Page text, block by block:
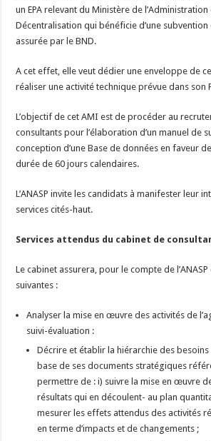
un EPA relevant du Ministère de
Décentralisation qui bénéficie d’une
assurée par le BND.
A cet effet, elle veut dédier une enveloppe de
réaliser une activité technique prévue dans son
L’objectif de cet AMI est de procéder au
consultants pour l’élaboration d’un manuel de
conception d’une Base de données en faveur
durée de 60 jours calendaires.
L’ANASP invite les candidats à manifester leur
services cités-haut.
Services attendus du cabinet de
Le cabinet assurera, pour le compte de
suivantes :
Analyser la mise en œuvre des activités de
suivi-évaluation :
Décrire et établir la hiérarchie des besoins
base de ses documents stratégiques
permettre de : i) suivre la mise en œuvre
résultats qui en découlent- au plan
mesurer les effets attendus des activités
en terme d’impacts et de changements ;